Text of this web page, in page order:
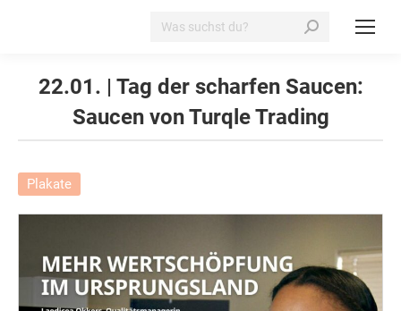
Search:
22.01. | Tag der scharfen Saucen:
Saucen von Turqle Trading
Plakate